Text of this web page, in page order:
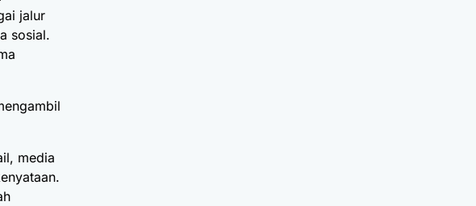
jalur
sosial.
media